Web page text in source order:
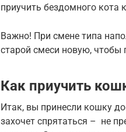
приучить бездомного кота
Важно! При смене типа
старой смеси новую, чтобы
Как приучить
Итак, вы принесли кошку
захочет спрятаться – не